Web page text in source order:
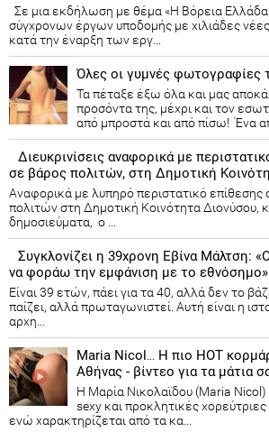
Σε μια εκδήλωση με θέμα «Η Βόρεια
σύγχρονων έργων υποδομής με χιλιάδες
κατά την έναρξη των εργ...
Όλες οι γυμνές
Τα πέταξε έξω όλα και μας
προσόντα της, μέχρι και τον
από μπροστά και από πίσω! Ένα
Διευκρινίσεις αναφορικά με
σε βάρος πολιτών, στη Δημοτική
Αναφορικά με λυπηρό περιστατικό
πολιτών στη Δημοτική Κοινότητα Διονύσου,
δημοσιεύματα, ο ...
Συγκλονίζει η 39χρονη Εβίνα Μάλτση:
να φοράω την εμφάνιση με το εθνόσημο»
Είναι 39 ετών, πάει για τα 40, αλλά δεν το
παίζει, αλλά πρωταγωνιστεί. Αυτή είναι η
αρχη...
Maria Nicol… Η πιο HOT
Αθήνας - βίντεο για τα μάτια
Η Μαρία Νικολαϊδου (Maria Nicol)
sexy και προκλητικές
ενώ χαρακτηρίζεται από τα κα...